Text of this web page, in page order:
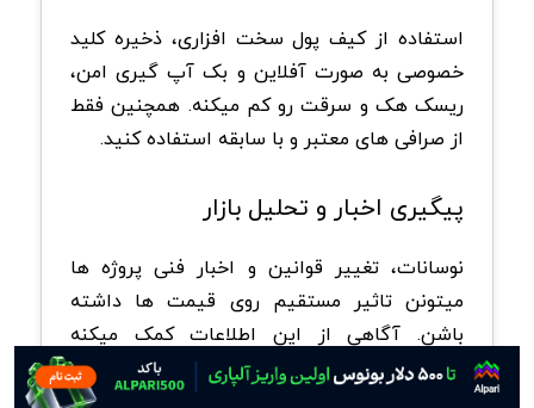
استفاده از کیف پول سخت افزاری، ذخیره کلید
خصوصی به صورت آفلاین و بک آپ گیری امن،
ریسک هک و سرقت رو کم میکنه. همچنین فقط
از صرافی های معتبر و با سابقه استفاده کنید.
پیگیری اخبار و تحلیل بازار
نوسانات، تغییر قوانین و اخبار فنی پروژه ها
میتونن تاثیر مستقیم روی قیمت ها داشته
باشن. آگاهی از این اطلاعات کمک میکنه
تصمیم های منطقی بگیرید و سریع واکنش نشون